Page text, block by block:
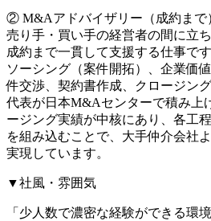
② M&Aアドバイザリー（成約まで
売り手・買い手の経営者の間に立
成約まで一貫して支援する仕事です
ソーシング（案件開拓）、企業価
件交渉、契約書作成、クロージン
代表が日本M&Aセンターで積み上
ージング実績が中核にあり、各工
を組み込むことで、大手仲介会社
実現しています。
▼社風・雰囲気
「少人数で濃密な経験ができる環境